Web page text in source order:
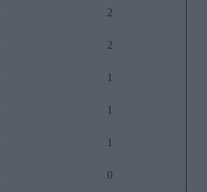
2
2
1
1
1
0